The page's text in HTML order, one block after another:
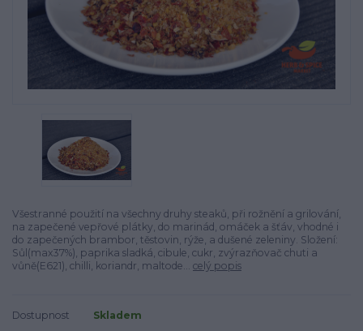
Všestranné použití na všechny druhy steaků, při rožnění a grilování,
na zapečené vepřové plátky, do marinád, omáček a šťáv, vhodné i
do zapečených brambor, těstovin, rýže, a dušené zeleniny. Složení:
Sůl(max37%), paprika sladká, cibule, cukr, zvýrazňovač chuti a
vůně(E621), chilli, koriandr, maltode... celý popis
Dostupnost
Skladem